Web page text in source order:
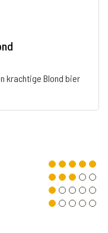
krachtige Blond bier